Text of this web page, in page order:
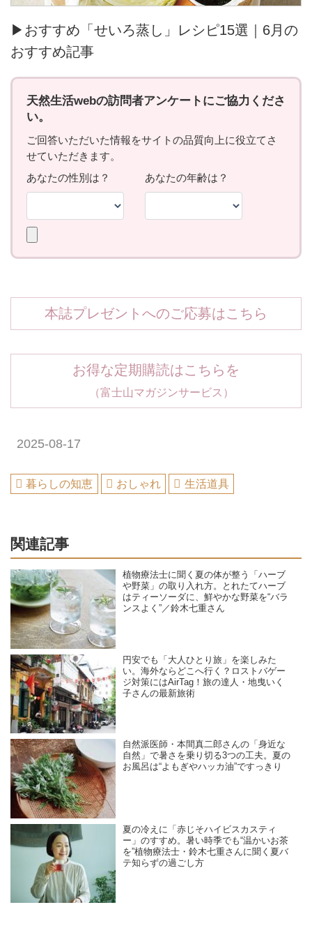
▶おすすめ「せいろ蒸し」レシピ15選｜6月の
おすすめ記事
本誌プレゼントへのご応募はこちら
お得な定期購読はこちらを
（富士山マガジンサービス）
2025-08-17
暮らしの知恵 おしゃれ 生活道具
関連記事
植物療法士に聞く夏の体が整う「ハーブ
や野菜」の取り入れ方。とれたてハーブ
はティーソーダに、鮮やかな野菜を“バラ
ンスよく”／鈴木七重さん
円安でも「大人ひとり旅」を楽しみた
い。海外ならどこへ行く？ロストバゲー
ジ対策にはAirTag！旅の達人・地曳いく
子さんの最新旅術
自然派医師・本間真二郎さんの「身近な
自然」で暑さを乗り切る3つの工夫。夏の
お風呂は“よもぎやハッカ油”ですっきり
夏の冷えに「赤じそハイビスカスティ
ー」のすすめ。暑い時季でも“温かいお茶
を”植物療法士・鈴木七重さんに聞く夏バ
テ知らずの過ごし方